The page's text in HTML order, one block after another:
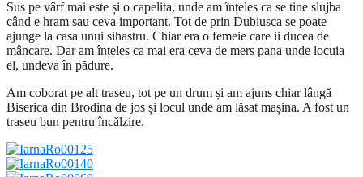
Sus pe vârf mai este și o capelita, unde am înțeles ca se tine slujba
când e hram sau ceva important. Tot de prin Dubiusca se poate
ajunge la casa unui sihastru. Chiar era o femeie care ii ducea de
mâncare. Dar am înțeles ca mai era ceva de mers pana unde locuia
el, undeva în pădure.
Am coborat pe alt traseu, tot pe un drum și am ajuns chiar lângă
Biserica din Brodina de jos și locul unde am lăsat mașina. A fost un
traseu bun pentru încălzire.